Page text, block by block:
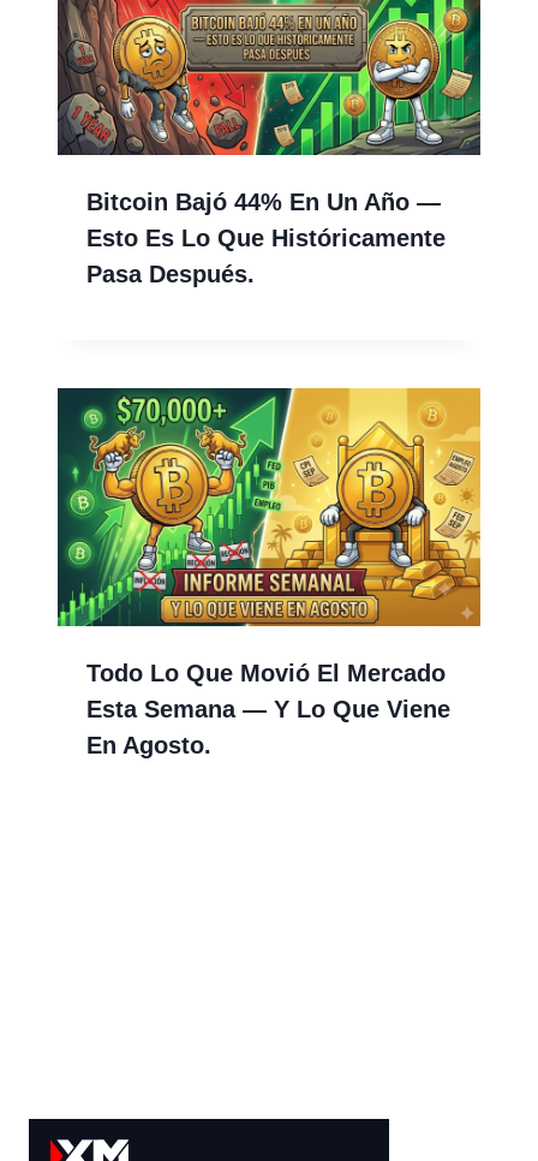
Bitcoin Bajó 44% En Un Año —
Esto Es Lo Que Históricamente
Pasa Después.
Todo Lo Que Movió El Mercado
Esta Semana — Y Lo Que Viene
En Agosto.